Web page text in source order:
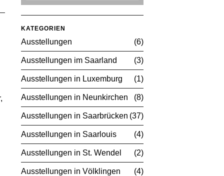
KATEGORIEN
Ausstellungen 6
Ausstellungen im Saarland 3
Ausstellungen in Luxemburg 1
Ausstellungen in Neunkirchen 8
Ausstellungen in Saarbrücken 37
Ausstellungen in Saarlouis 4
Ausstellungen in St. Wendel 2
Ausstellungen in Völklingen 4